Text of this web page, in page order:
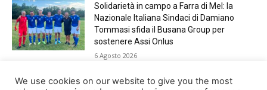
Solidarietà in campo a Farra di Mel: la
Nazionale Italiana Sindaci di Damiano
Tommasi sfida il Busana Group per
sostenere Assi Onlus
6 Agosto 2026
Shade, Dolcenera, Merk&Kremont,
We use cookies on our website to give you the most